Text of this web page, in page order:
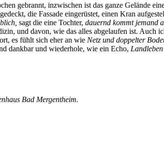
gebrannt, inzwischen ist das ganze Gelände
die Fassade eingerüstet, einen Kran
sagt die eine Tochter, dauernd kommt jemand
und davon, wie das alles abgelaufen ist. Auch
es fühlt sich eher an wie Netz und doppelter
dankbar und wiederhole, wie ein Echo,
Bad Mergentheim.